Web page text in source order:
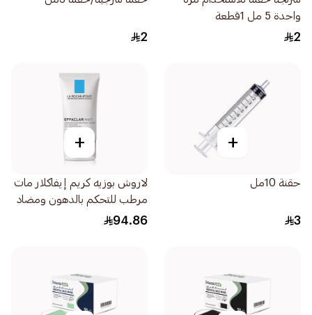
واحدة 5 مل 1قطعة
2
2
+
حقنة 10مل
3
+
لاروش بوزيه كريم إيفاكلار مات
مرطب للتحكم بالدهون ومضاد
للمعان 40مل
94.86